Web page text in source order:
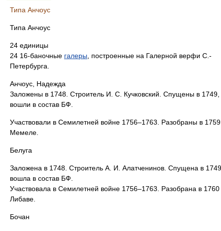
Типа Анчоус
Типа Анчоус
24 единицы
24 16-баночные галеры , построенные на Галерной верфи С.-
Петербурга.
Анчоус, Надежда
Заложены в 1748. Строитель И. С. Кучковский. Спущены в 1749,
вошли в состав БФ.
Участвовали в Семилетней войне 1756–1763. Разобраны в
Мемеле.
Белуга
Заложена в 1748. Строитель А. И. Алатченинов. Спущена в
вошла в состав БФ.
Участвовала в Семилетней войне 1756–1763. Разобрана в 1760
Либаве.
Бочан